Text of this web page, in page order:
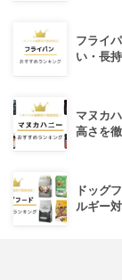
フライ
い・長
マヌカ
高さを
ドッグ
ルギー